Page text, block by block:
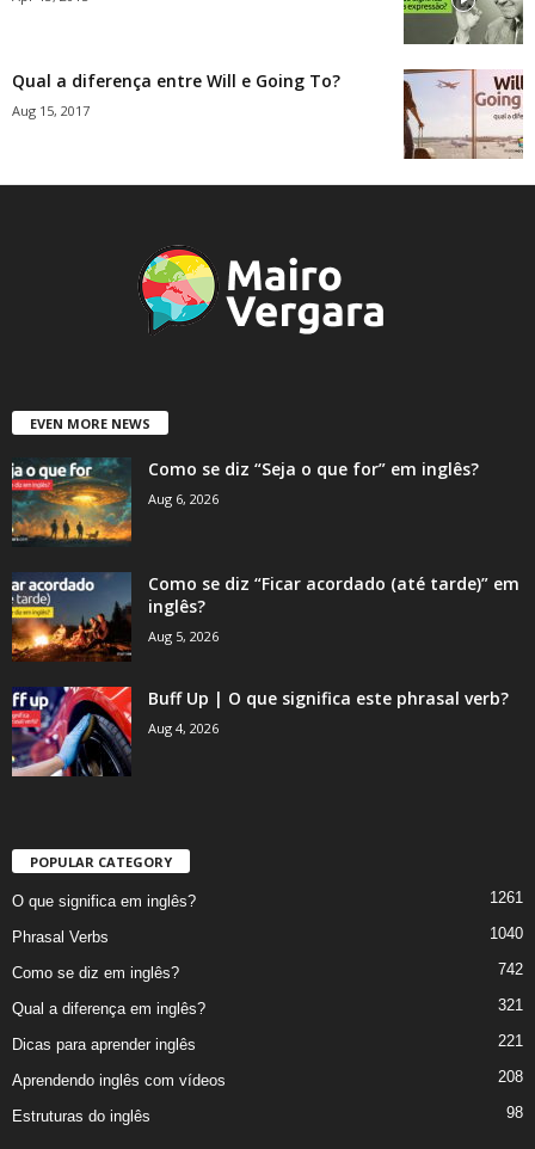
Qual a diferença entre Will e Going To?
Aug 15, 2017
EVEN MORE NEWS
Como se diz “Seja o que for” em inglês?
Aug 6, 2026
Como se diz “Ficar acordado (até tarde)” em
inglês?
Aug 5, 2026
Buff Up | O que significa este phrasal verb?
Aug 4, 2026
POPULAR CATEGORY
O que significa em inglês? 1261
Phrasal Verbs 1040
Como se diz em inglês? 742
Qual a diferença em inglês? 321
Dicas para aprender inglês 221
Aprendendo inglês com vídeos 208
Estruturas do inglês 98